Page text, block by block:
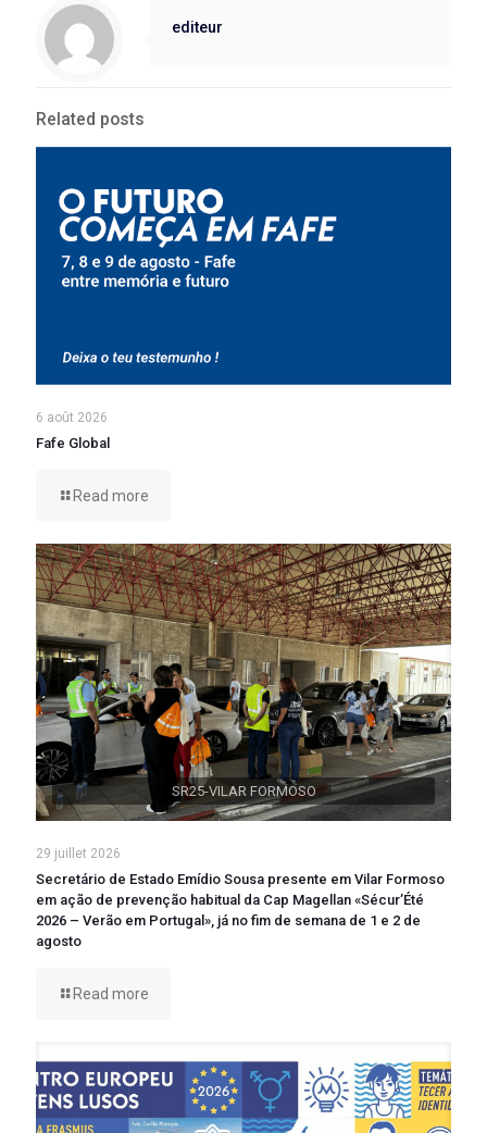
editeur
Related posts
6 août 2026
Fafe Global
Read more
SR25-VILAR FORMOSO
29 juillet 2026
Secretário de Estado Emídio Sousa presente em Vilar Formoso
em ação de prevenção habitual da Cap Magellan «Sécur’Été
2026 – Verão em Portugal», já no fim de semana de 1 e 2 de
agosto
Read more